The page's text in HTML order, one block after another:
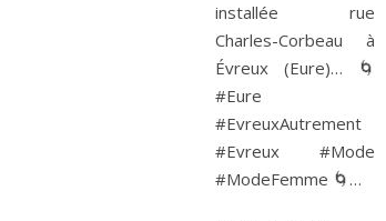
installée rue
Charles-Corbeau à
Évreux (Eure)… 🌀
#Eure
#EvreuxAutrement
#Evreux #Mode
#ModeFemme 🌀…